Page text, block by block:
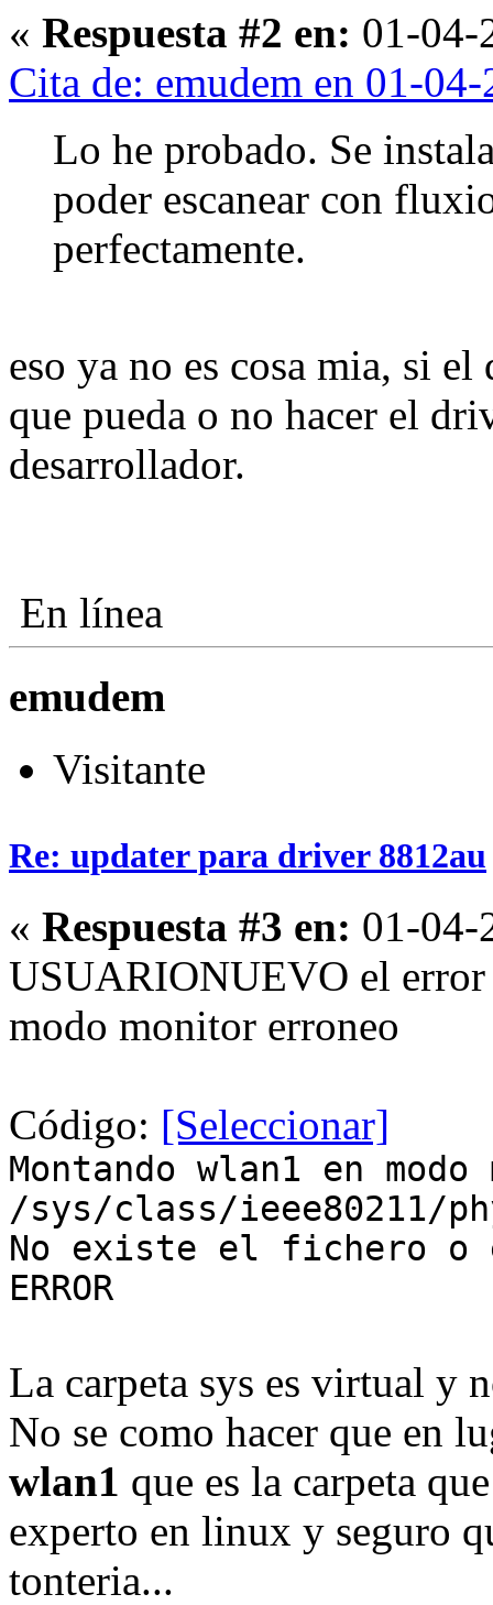
« Respuesta #2 en: 01-04-
Cita de: emudem en 01-
Lo he probado. Se
poder escanear con
perfectamente.
eso ya no es cosa mia, si
que pueda o no hacer el
desarrollador.
En línea
emudem
Visitante
Re: updater para driver 8812au
« Respuesta #3 en: 01-04-
USUARIONUEVO el error
modo monitor erroneo
Código: [Seleccionar]
Montando wlan1 en
/sys/class/ieee80211/
No existe el fichero
ERROR
La carpeta sys es virtual y
No se como hacer que en
wlan1 que es la carpeta
experto en linux y seguro
tonteria...